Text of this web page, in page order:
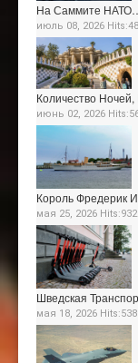
На Саммите
июль 08, 2026
Количество
июнь 02, 2026
Король Фредерик
мая 25, 2026 Hits:932
Шведская
мая 18, 2026 Hits:538